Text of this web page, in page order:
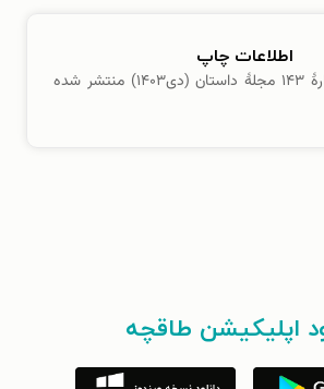
اطلاعات چاپ
این نوشته در شمارهٔ ۱۴۳ مجلهٔ داستان (دی۱۴۰۳) منتشر شده
اپلیکیشن طاقچه